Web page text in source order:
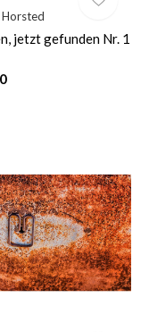
jetzt gefunden Nr. 1